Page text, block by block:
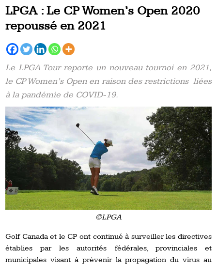
LPGA : Le CP Women’s Open 2020
repoussé en 2021
Le LPGA Tour reporte un nouveau tournoi en 2021,
le CP Women’s Open en raison des restrictions liées
à la pandémie de COVID-19.
©LPGA
Golf Canada et le CP ont continué à surveiller les directives
établies par les autorités fédérales, provinciales et
municipales visant à prévenir la propagation du virus au